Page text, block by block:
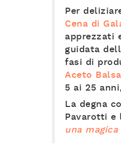
Per
Cena di
apprezzati
guidata
fasi di
Aceto
5 ai 25
La degna
Pavarotti e
una